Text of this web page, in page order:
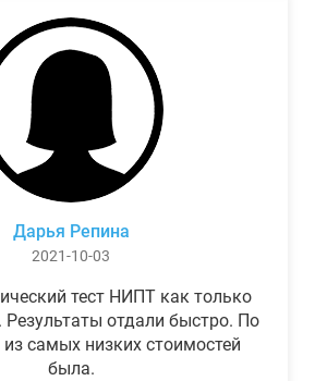
Дарья Репина
2021-10-03
тест НИПТ как только
Результаты отдали быстро. По
из самых низких стоимостей
была.